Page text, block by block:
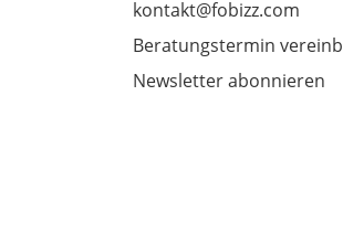
kontakt@fobizz.com
Beratungstermin
Newsletter abonnieren